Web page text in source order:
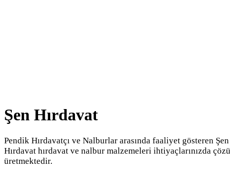
Şen Hırdavat
Pendik Hırdavatçı ve Nalburlar arasında faaliyet gösteren Şen
Hırdavat hırdavat ve nalbur malzemeleri ihtiyaçlarınızda
üretmektedir.